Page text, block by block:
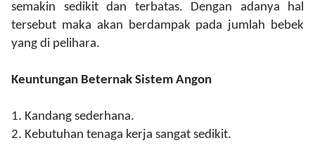
semakin sedikit dan terbatas.
Dengan adanya hal
tersebut maka akan berdampak pada jumlah bebek
yang di pelihara.
Keuntungan Beternak Sistem Angon
1. Kandang sederhana.
2. Kebutuhan tenaga kerja sangat sedikit.